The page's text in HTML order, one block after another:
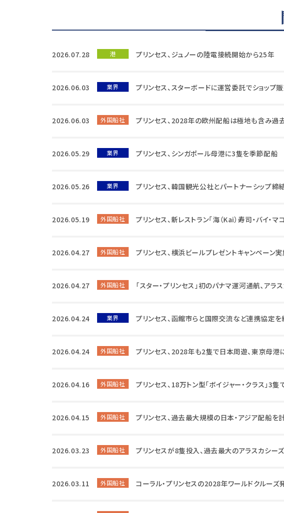
2026.07.28 港 プリンセス、ジュノーの陸電接続開始から25年
2026.06.03 業界 プリンセス、スターボードに運営委託でショップ
2026.06.03 外国船社 プリンセス、2028年の欧州配船は極地も含み過
2026.05.29 業界 プリンセス、シンガポール母港に3隻を季節配船
2026.05.26 業界 プリンセス、韓国観光公社とパートナーシップ
2026.05.19 外国船社 プリンセス、新レストラン「海（Kai）寿司・バイ・
2026.04.27 外国船社 プリンセス、横浜ビールプレゼントキャンペーン
2026.04.27 外国船社 「スター・プリンセス」初のパナマ運河通航、アラ
2026.04.24 業界 プリンセス、函館市らと国際交流など連携協定
2026.04.24 外国船社 プリンセス、2028年も2隻で日本周遊、東京母港
2026.04.16 外国船社 プリンセス、18万トン型「ボイジャー・クラス」3
2026.04.15 外国船社 プリンセス、過去最大規模の日本・アジア配船を
2026.03.23 外国船社 プリンセスが8隻投入、過去最大のアラスカシー
2026.03.11 外国船社 コーラル・プリンセスの2028年ワールドクルーズ